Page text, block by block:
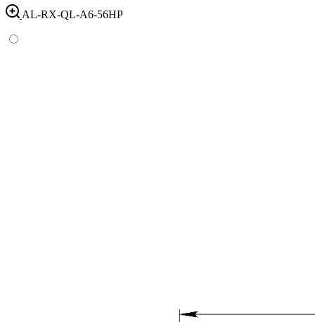
AL-RX-QL-A6-56HP